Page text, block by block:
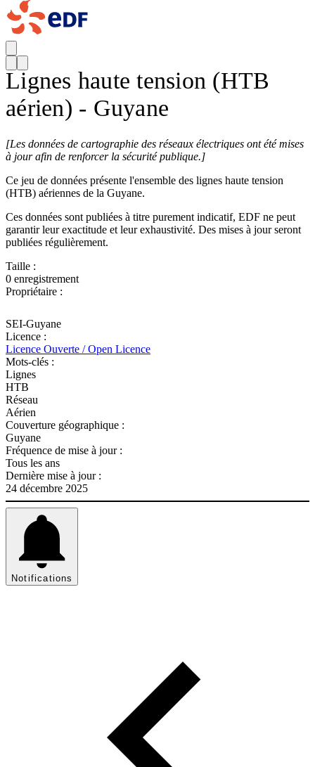
Lignes haute tension (HTB
aérien) - Guyane
[Les données de cartographie des réseaux électriques ont été mises
à jour afin de renforcer la sécurité publique.]
Ce jeu de données présente l'ensemble des lignes haute tension
(HTB) aériennes de la Guyane.
Ces données sont publiées à titre purement indicatif, EDF ne peut
garantir leur exactitude et leur exhaustivité. Des mises à jour seront
publiées régulièrement.
Taille :
0 enregistrement
Propriétaire :
SEI-Guyane
Licence :
Licence Ouverte / Open Licence
Mots-clés :
Lignes
HTB
Réseau
Aérien
Couverture géographique :
Guyane
Fréquence de mise à jour :
Tous les ans
Dernière mise à jour :
24 décembre 2025
Notifications